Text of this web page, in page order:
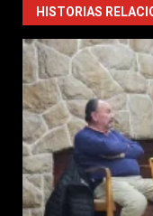
HISTORIAS